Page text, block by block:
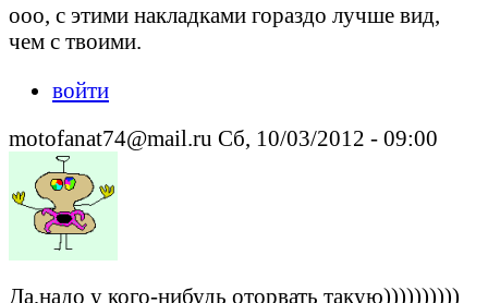
ооо, с этими накладками гораздо лучше вид,
чем с твоими.
войти
motofanat74@mail.ru Сб, 10/03/2012 - 09:00
Да,надо у кого-нибудь оторвать такую))))))))))